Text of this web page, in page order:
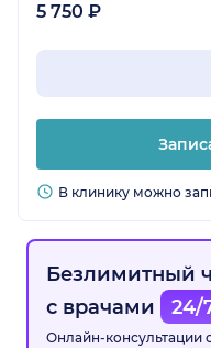
5 750 ₽
В клинику можно
Безлимитный
с врачами
24/
Онлайн-консультации